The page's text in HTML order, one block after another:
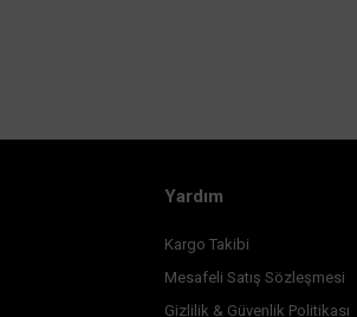
Yardım
Kargo Takibi
Mesafeli Satış Sözleşmesi
Gizlilik & Güvenlik Politikası